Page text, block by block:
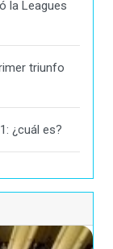
la Leagues
triunfo
¿cuál es?